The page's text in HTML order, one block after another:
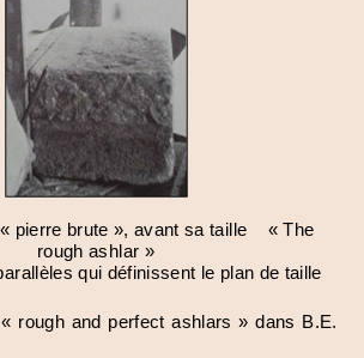
pierre brute », avant sa taille « The
rough ashlar »
qui définissent le plan de taille
rough and perfect ashlars » dans B.E.